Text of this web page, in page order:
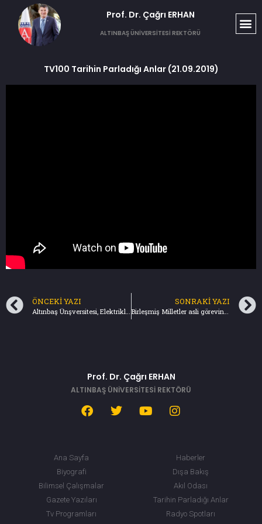
Prof. Dr. Çağrı ERHAN​
ALTINBAŞ ÜNİVERSİTESİ REKTÖRÜ
TV100 Tarihin Parladığı Anlar (21.09.2019)
ÖNCEKI YAZI
Altınbaş Ünşversitesi, Elektrikli Araç Yarışları’nda Pek Çok Ödüle Layık Görüldü
SONRAKI YAZI
Birleşmiş Milletler asli görevini unuttu (22.09.2019) Türkiye Gazetesi
Prof. Dr. Çağrı ERHAN
ALTINBAŞ ÜNİVERSİTESİ REKTÖRÜ
Ana Sayfa
Biyografi
Bilimsel Çalışmalar
Gazete Yazıları
Tv Programları
Haberler
Dışa Bakış
Akıl Odası
Tarihin Parladığı Anlar
Radyo Spotları